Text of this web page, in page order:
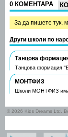
0 КОМЕНТАРА
За да пишете тук,
Други школи по
Танцова
Танцова формация
МОНТФИЗ
Школи МОНТФИЗ
© 2026 Kids Dreams Ltd.